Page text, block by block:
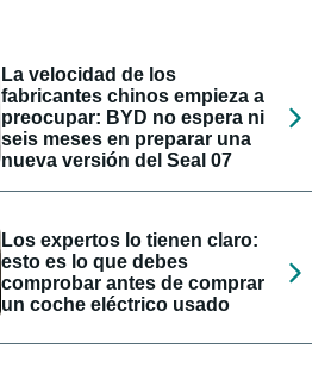
La velocidad de los
fabricantes chinos empieza a
preocupar: BYD no espera ni
seis meses en preparar una
nueva versión del Seal 07
Los expertos lo tienen claro:
esto es lo que debes
comprobar antes de comprar
un coche eléctrico usado